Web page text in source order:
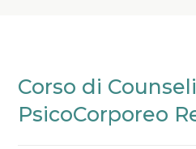
Corso di
PsicoCorporeo